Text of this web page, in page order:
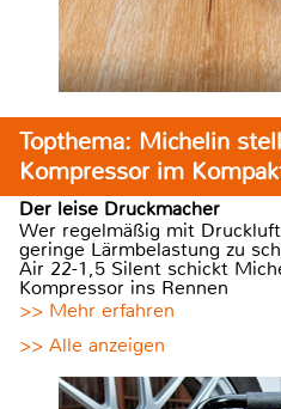
Topthema: Michelin
Kompressor im
Der leise Druckmacher
Wer regelmäßig mit
geringe Lärmbelastung zu
Air 22-1,5 Silent schickt
Kompressor ins Rennen
>> Mehr erfahren
>> Alle anzeigen